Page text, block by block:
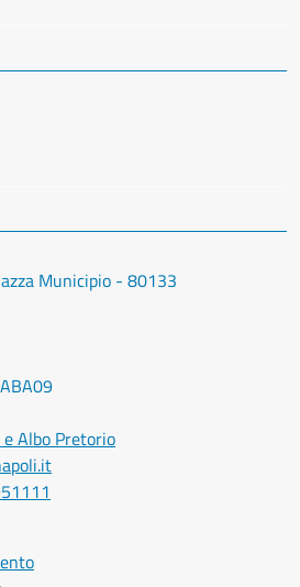
Municipio - 80133
Albo Pretorio